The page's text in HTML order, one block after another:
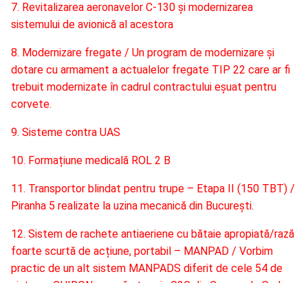
7. Revitalizarea aeronavelor C-130 și modernizarea
sistemului de avionică al acestora
8. Modernizare fregate / Un program de modernizare și
dotare cu armament a actualelor fregate TIP 22 care ar fi
trebuit modernizate în cadrul contractului eșuat pentru
corvete.
9. Sisteme contra UAS
10. Formațiune medicală ROL 2 B
11. Transportor blindat pentru trupe – Etapa II (150 TBT) /
Piranha 5 realizate la uzina mecanică din București.
12. Sistem de rachete antiaeriene cu bătaie apropiată/rază
foarte scurtă de acțiune, portabil – MANPAD / Vorbim
practic de un alt sistem MANPADS diferit de cele 54 de